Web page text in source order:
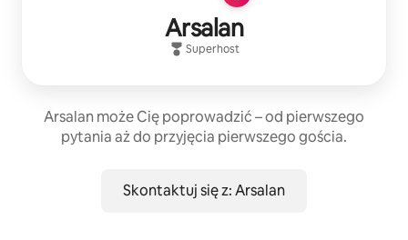
Arsalan
Superhost
Arsalan może Cię poprowadzić – od pierwszego
pytania aż do przyjęcia pierwszego gościa.
Skontaktuj się z: Arsalan